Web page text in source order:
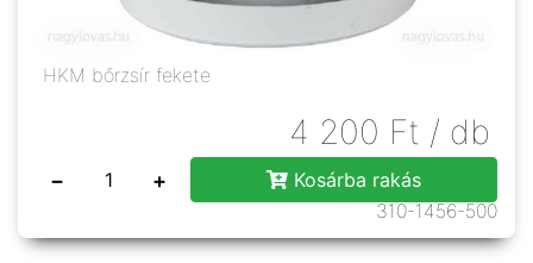
HKM bőrzsír fekete
4 200 Ft / db
− +
Kosárba rakás
310-1456-500